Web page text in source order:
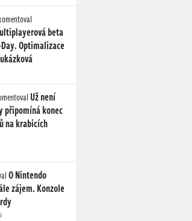
beta
Optimalizace
Už není
připomíná konec
na krabicích
O Nintendo
zájem. Konzole